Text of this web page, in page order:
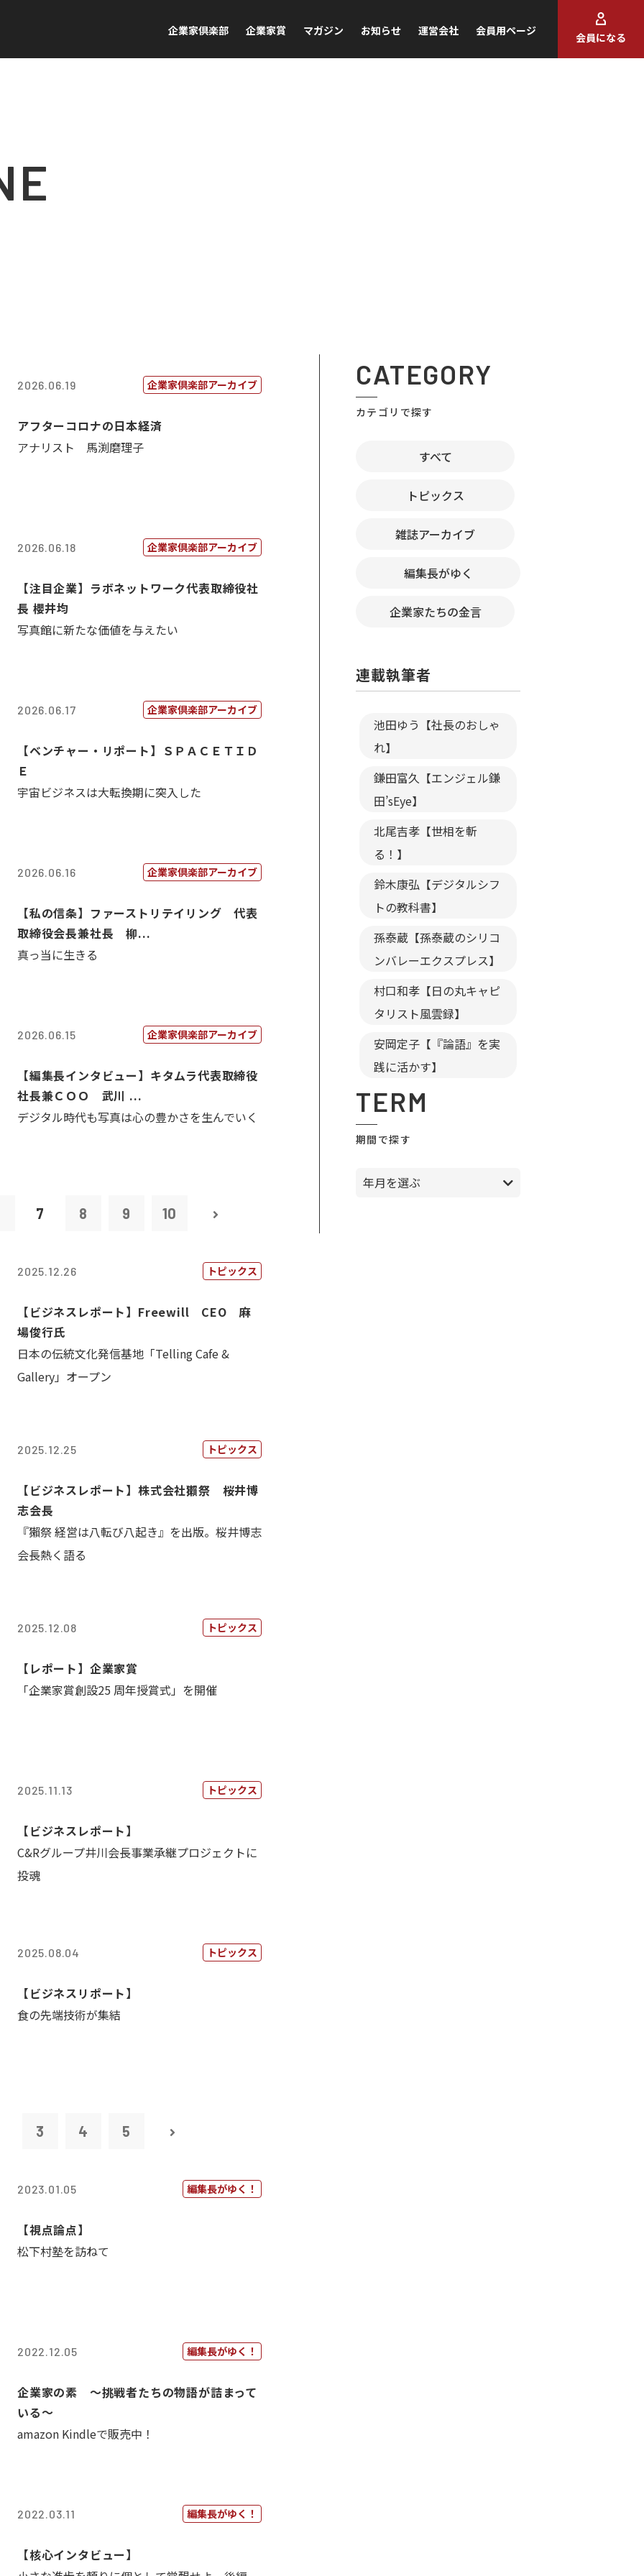
企業家倶楽部 企業家賞 マガジン お知らせ 運営会社 会員用ページ
会員になる
2026.06.19 企業家倶楽部アーカイブ
アフターコロナの日本経済
アナリスト 馬渕磨理子
2026.06.18 企業家倶楽部アーカイブ
【注目企業】ラボネットワーク代表取締役社
長 櫻井均
写真館に新たな価値を与えたい
2026.06.17 企業家倶楽部アーカイブ
【ベンチャー・リポート】ＳＰＡＣＥＴＩＤ
Ｅ
宇宙ビジネスは大転換期に突入した
2026.06.16 企業家倶楽部アーカイブ
【私の信条】ファーストリテイリング 代表
取締役会長兼社長 柳...
真っ当に生きる
2026.06.15 企業家倶楽部アーカイブ
【編集長インタビュー】キタムラ代表取締役
社長兼ＣＯＯ 武川 ...
デジタル時代も写真は心の豊かさを生んでいく
7 8 9 10
2025.12.26 トピックス
【ビジネスレポート】Freewill CEO 麻
場俊行氏
日本の伝統文化発信基地「Telling Cafe &
Gallery」オープン
2025.12.25 トピックス
【ビジネスレポート】株式会社獺祭 桜井博
志会長
『獺祭 経営は八転び八起き』を出版。桜井博志
会長熱く語る
2025.12.08 トピックス
【レポート】企業家賞
「企業家賞創設25 周年授賞式」を開催
2025.11.13 トピックス
【ビジネスレポート】
C&Rグループ井川会長事業承継プロジェクトに
投魂
2025.08.04 トピックス
【ビジネスリポート】
食の先端技術が集結
3 4 5
2023.01.05 編集長がゆく！
【視点論点】
松下村塾を訪ねて
2022.12.05 編集長がゆく！
企業家の素 〜挑戦者たちの物語が詰まって
いる〜
amazon Kindleで販売中！
2022.03.11 編集長がゆく！
【核心インタビュー】
CATEGORY
カテゴリで探す
すべて
トピックス
雑誌アーカイブ
編集長がゆく
企業家たちの金言
連載執筆者
池田ゆう【社長のおしゃ
れ】
鎌田富久【エンジェル鎌
田’sEye】
北尾吉孝【世相を斬
る！】
鈴木康弘【デジタルシフ
トの教科書】
孫泰蔵【孫泰蔵のシリコ
ンバレーエクスプレス】
村口和孝【日の丸キャピ
タリスト風雲録】
安岡定子【『論語』を実
践に活かす】
TERM
期間で探す
年月を選ぶ